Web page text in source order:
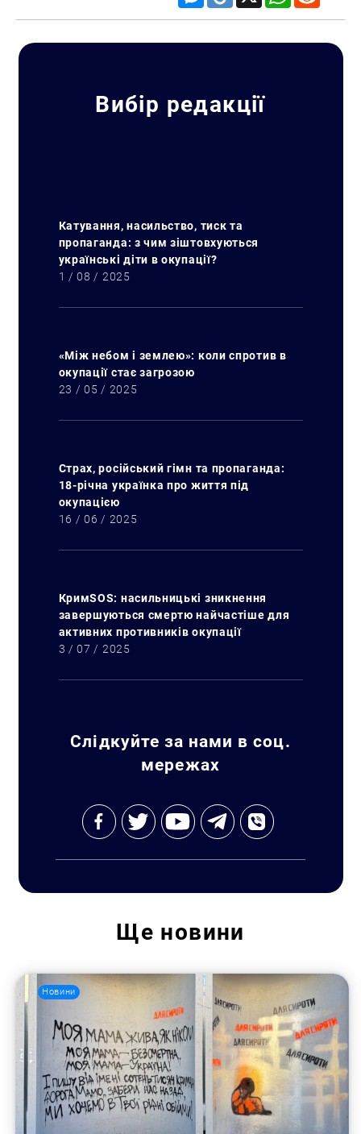
Вибір редакції
Катування, насильство, тиск та
пропаганда: з чим зіштовхуються
українські діти в окупації?
1 / 08 / 2025
«Між небом і землею»: коли спротив в
окупації стає загрозою
23 / 05 / 2025
Страх, російський гімн та пропаганда:
18-річна українка про життя під
окупацією
16 / 06 / 2025
КримSOS: насильницькі зникнення
завершуються смертю найчастіше для
активних противників окупації
3 / 07 / 2025
Слідкуйте за нами в соц.
мережах
Ще новини
Новини